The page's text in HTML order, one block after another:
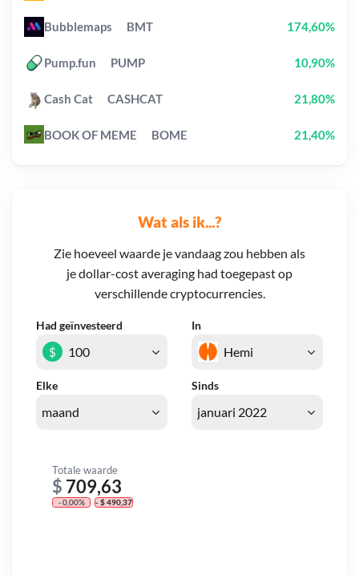
Wat als ik...?
Zie hoeveel waarde je vandaag zou hebben als
je dollar-cost averaging had toegepast op
verschillende cryptocurrencies.
Had geïnvesteerd In
Elke Sinds
$
Totale waarde
$ 709,63
- 0,00% - $ 490,37
Bubblemaps BMT 174,60%
Pump.fun PUMP 10,90%
Cash Cat CASHCAT 21,80%
BOOK OF MEME BOME 21,40%